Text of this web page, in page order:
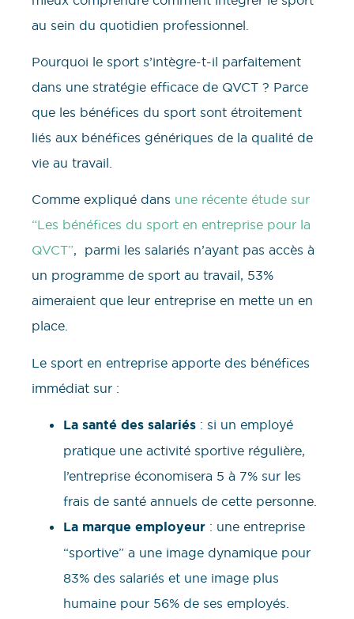
au sein du quotidien professionnel.
Pourquoi le sport s’intègre-t-il parfaitement
dans une stratégie efficace de QVCT ? Parce
que les bénéfices du sport sont étroitement
liés aux bénéfices génériques de la qualité de
vie au travail.
Comme expliqué dans une récente étude sur
“Les bénéfices du sport en entreprise pour la
QVCT”, parmi les salariés n’ayant pas accès à
un programme de sport au travail, 53%
aimeraient que leur entreprise en mette un en
place.
Le sport en entreprise apporte des bénéfices
immédiat sur :
La santé des salariés : si un employé
pratique une activité sportive régulière,
l’entreprise économisera 5 à 7% sur les
frais de santé annuels de cette personne.
La marque employeur : une entreprise
“sportive” a une image dynamique pour
83% des salariés et une image plus
humaine pour 56% de ses employés.